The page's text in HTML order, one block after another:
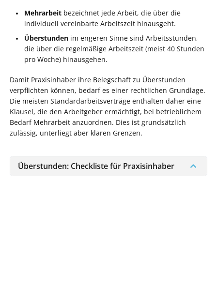
Mehrarbeit bezeichnet jede Arbeit, die über die
individuell vereinbarte Arbeitszeit hinausgeht.
Überstunden im engeren Sinne sind Arbeitsstunden,
die über die regelmäßige Arbeitszeit (meist 40 Stunden
pro Woche) hinausgehen.
Damit Praxisinhaber ihre Belegschaft zu Überstunden
verpflichten können, bedarf es einer rechtlichen Grundlage.
Die meisten Standardarbeitsverträge enthalten daher eine
Klausel, die den Arbeitgeber ermächtigt, bei betrieblichem
Bedarf Mehrarbeit anzuordnen. Dies ist grundsätzlich
zulässig, unterliegt aber klaren Grenzen.
Überstunden: Checkliste für Praxisinhaber